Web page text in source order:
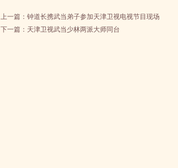
上一篇： 钟道长携武当弟子参加天津卫视电视节目现场
下一篇： 天津卫视武当少林两派大师同台